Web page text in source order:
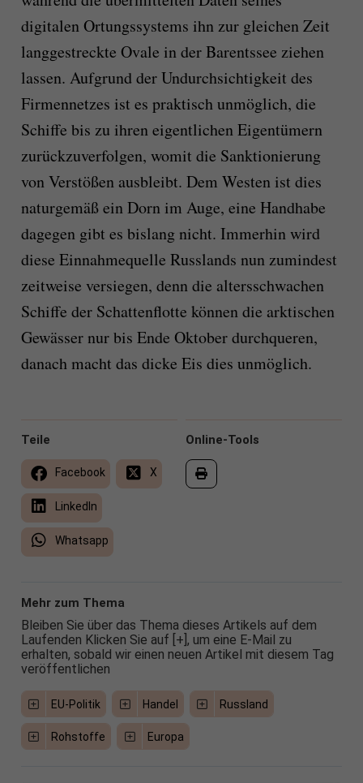
digitalen Ortungssystems ihn zur gleichen Zeit
langgestreckte Ovale in der Barentssee ziehen
lassen. Aufgrund der Undurchsichtigkeit des
Firmennetzes ist es praktisch unmöglich, die
Schiffe bis zu ihren eigentlichen Eigentümern
zurückzuverfolgen, womit die Sanktionierung
von Verstößen ausbleibt. Dem Westen ist dies
naturgemäß ein Dorn im Auge, eine Handhabe
dagegen gibt es bislang nicht. Immerhin wird
diese Einnahmequelle Russlands nun zumindest
zeitweise versiegen, denn die altersschwachen
Schiffe der Schattenflotte können die arktischen
Gewässer nur bis Ende Oktober durchqueren,
danach macht das dicke Eis dies unmöglich.
Online-Tools
Teile
Facebook X
LinkedIn
Whatsapp
Mehr zum Thema
Bleiben Sie über das Thema dieses Artikels auf dem
Laufenden Klicken Sie auf [+], um eine E-Mail zu
erhalten, sobald wir einen neuen Artikel mit diesem Tag
veröffentlichen
EU-Politik Handel Russland
Rohstoffe Europa